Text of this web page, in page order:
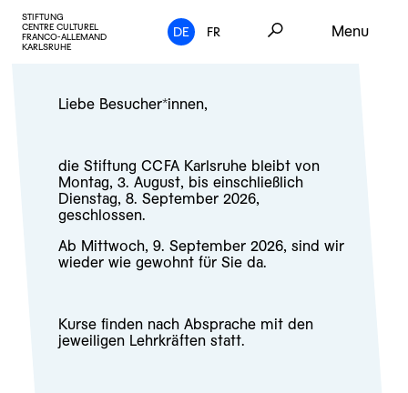
STIFTUNG
CENTRE CULTUREL
FRANCO-ALLEMAND
KARLSRUHE
DE FR Menu
Liebe Besucher*innen,
die Stiftung CCFA Karlsruhe bleibt von
Montag, 3. August, bis einschließlich
Dienstag, 8. September 2026,
geschlossen.
Ab Mittwoch, 9. September 2026, sind wir
wieder wie gewohnt für Sie da.
Kurse finden nach Absprache mit den
jeweiligen Lehrkräften statt.